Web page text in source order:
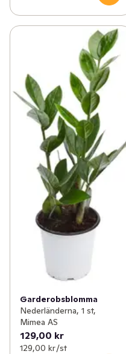
Garderobsblomma
Nederländerna, 1 st,
Mimea AS
129,00 kr
129,00 kr /st